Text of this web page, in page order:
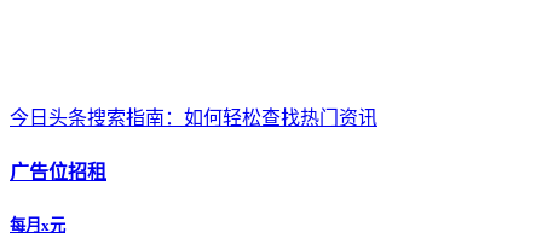
今日头条搜索指南：如何轻松查找热门资讯
广告位招租
每月x元